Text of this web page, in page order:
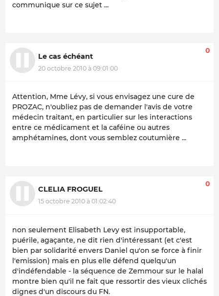
communique sur ce sujet ...
Le cas échéant
20 octobre 2010 à 09:01:00
0
Attention, Mme Lévy, si vous envisagez une cure de
PROZAC, n'oubliez pas de demander l'avis de votre
médecin traitant, en particulier sur les interactions
entre ce médicament et la caféine ou autres
amphétamines, dont vous semblez coutumière ...
CLELIA FROGUEL
15 octobre 2010 à 01:02:40
0
non seulement Elisabeth Levy est insupportable,
puérile, agaçante, ne dit rien d'intéressant (et c'est
bien par solidarité envers Daniel qu'on se force à finir
l'emission) mais en plus elle défend quelqu'un
d'indéfendable - la séquence de Zemmour sur le halal
montre bien qu'il ne fait que ressortir des vieux clichés
dignes d'un discours du FN.